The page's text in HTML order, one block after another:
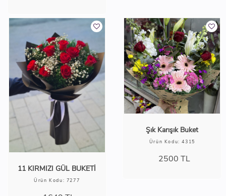
11 KIRMIZI GÜL BUKETİ
Ürün Kodu: 7277
Şık Karışık Buket
Ürün Kodu: 4315
2500 TL